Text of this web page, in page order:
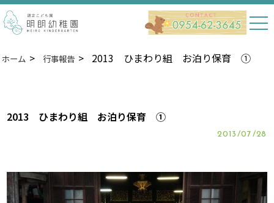
ホーム 行事報告 2013 ひまわり組 お泊り保育 ①
2013 ひまわり組 お泊り保育 ①
2013/07/28